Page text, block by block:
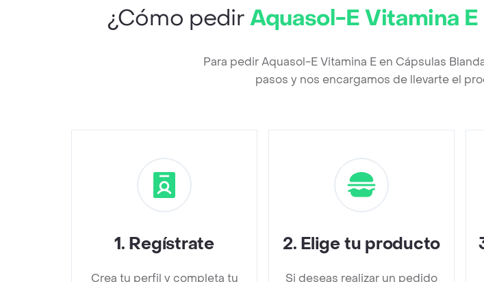
¿Cómo pedirAquasol-E Vitamina
Para pedir Aquasol-E Vitamina E en Cápsulas
pasos y nos encargamos de llevarte el
1. Regístrate
Crea tu perfil y completa tu
2. Elige tu producto
Si deseas realizar un pedido